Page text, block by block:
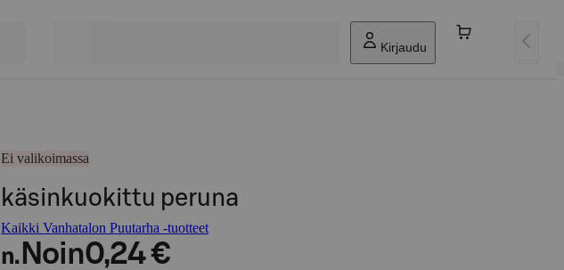
Kirjaudu
Ei valikoimassa
käsinkuokittu peruna
Kaikki Vanhatalon Puutarha -tuotteet
n. Noin0,24 €